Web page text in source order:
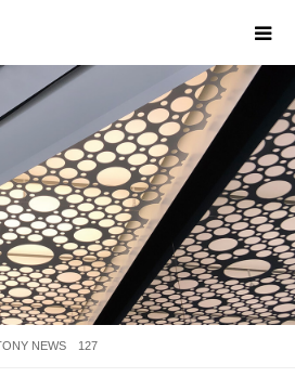
NEWS 127